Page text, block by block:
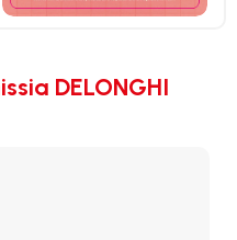
DELONGHI